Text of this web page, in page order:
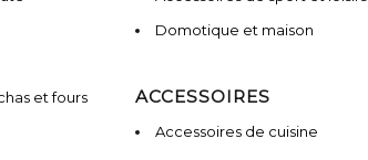
et fours
Domotique et maison
ACCESSOIRES
Accessoires de cuisine